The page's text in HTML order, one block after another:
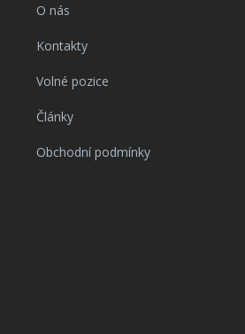
O nás
Kontakty
Volné pozice
Články
Obchodní podmínky